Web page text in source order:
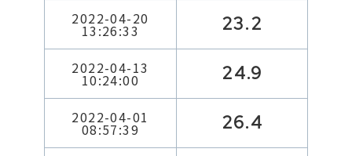
2022-04-20
13:26:33 23.2
2022-04-13
10:24:00 24.9
2022-04-01
08:57:39 26.4